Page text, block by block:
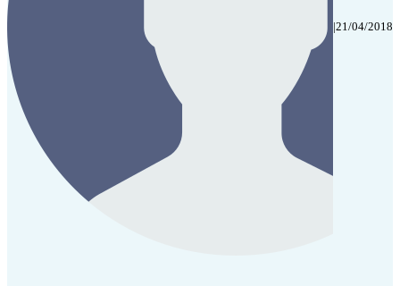
|21/04/2018